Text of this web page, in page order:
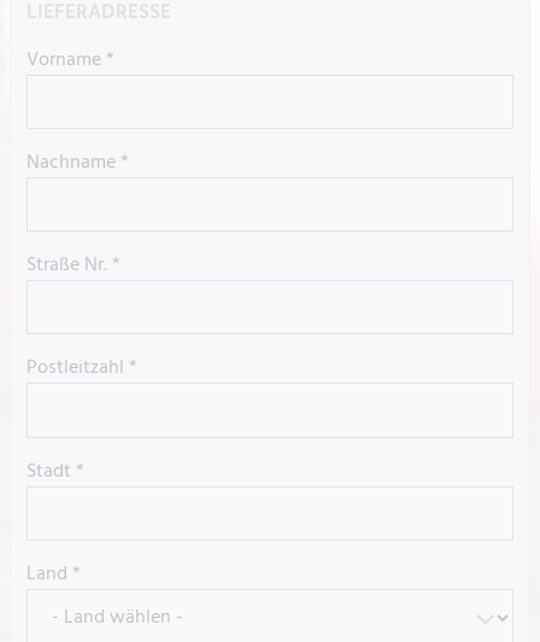
LIEFERADRESSE
Vorname*
Nachname*
Straße Nr. *
Postleitzahl *
Stadt *
Land *